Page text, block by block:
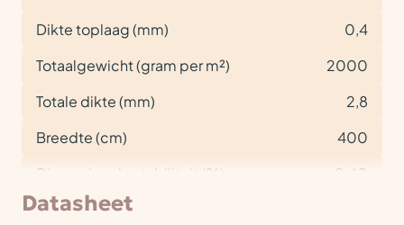
Dikte toplaag (mm)
0,4
Totaalgewicht (gram per m²)
2000
Totale dikte (mm)
2,8
Breedte (cm)
400
Dimensionele stabiliteit (%)
< 0,40
Datasheet